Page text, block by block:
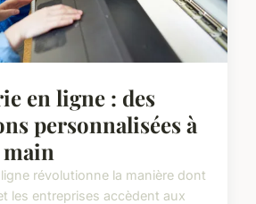
en ligne : des
personnalisées à
révolutionne la manière dont
les entreprises accèdent aux